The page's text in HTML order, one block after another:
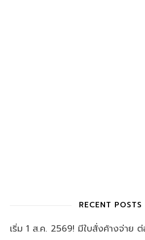
RECENT POSTS
เริ่ม 1 ส.ค. 2569! มีใบสั่งค้างจ่าย